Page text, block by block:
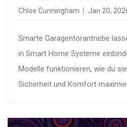
Chloe Cunningham Jan 20,
Smarte Garagentorantriebe
in Smart Home Systeme
Modelle funktionieren, wie du
Sicherheit und Komfort